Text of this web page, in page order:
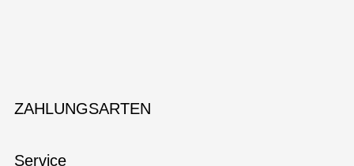
ZAHLUNGSARTEN
Service